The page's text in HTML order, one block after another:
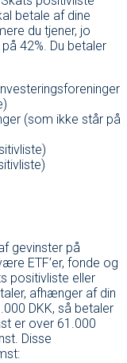
betale af dine
du tjener, jo
42%. Du betaler
(som ikke står på
gevinster på
ETF’er, fonde og
positivliste eller
afhænger af din
DKK, så betaler
er over 61.000
Disse